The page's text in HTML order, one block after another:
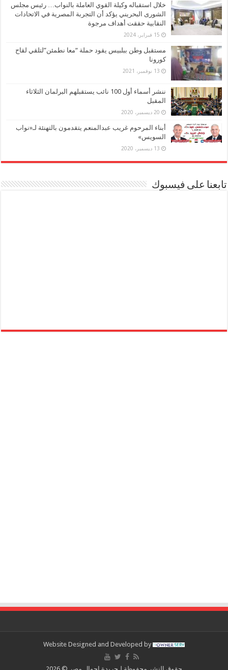
خلال استقباله وكيلة القوي العاملة بالنواب… رئيس مجلس
الشورى البحريني يؤكد أن التجربة المصرية في الاتحادات
النقابية حققت أهداف مرجوة
15 فبراير، 2024
مستقبل وطن ببلبيس يقود حملة “معا نطمئن”لتلقي لقاح
كورونا
13 نوفمبر، 2021
ننشر أسماء أول 100 نائب يستقبلهم البرلمان الثلاثاء
المقبل
20 ديسمبر، 2020
أبناء المرحوم غريب عبدالمنعم يتقدمون بالتهنئة لـ«نواب
السويس»
13 ديسمبر، 2020
تابعنا على فيسبوك
Website Designed and Developed by